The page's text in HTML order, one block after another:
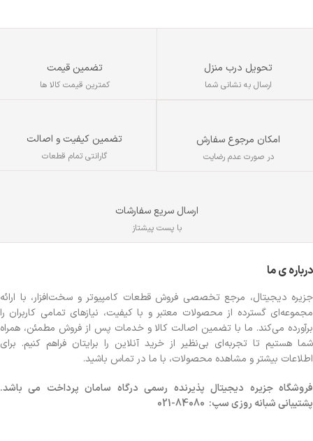
تحویل درب منزل
ارسال به نشانی شما
تضمین قیمت
کمترین قیمت کالا ها
امکان مرجوع سفارش
در صورت عدم رضایت
تضمین کیفیت و اصالت
گارانتی تمام قطعات
ارسال سریع سفارشات
با پست پیشتاز
درباره ی ما
جزیره دیجیتال، مرجع تخصصی فروش قطعات کامپیوتر و سخت‌افزار، با ارائه
مجموعه‌ای گسترده از محصولات معتبر و با کیفیت، نیازهای تمامی کاربران را
برآورده می‌کند. ما با تضمین اصالت کالا و خدمات پس از فروش مطمئن، همراه
شما هستیم تا تجربه‌ای بی‌نظیر از خرید آنلاین را برایتان فراهم کنیم. برای
اطلاعات بیشتر و مشاهده محصولات، با ما در تماس باشید.
فروشگاهجزیره دیجیتال پذیرنده رسمی درگاه سامان پرداخت می باشد.
پشتیبانی شبانه روزی سپ: 84080-021